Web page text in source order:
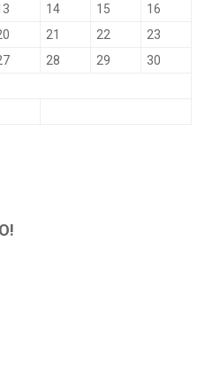
14 15
16
21 22
23
28 29
30